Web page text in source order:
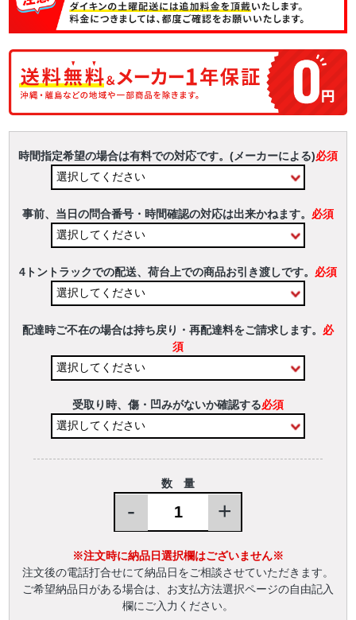
時間指定希望の場合は有料での対応です。(メーカーによる)必須
事前、当日の問合番号・時間確認の対応は出来かねます。 必須
4トントラックでの配送、荷台上での商品お引き渡しです。 必須
配達時ご不在の場合は持ち戻り・再配達料をご請求します。 必
須
受取り時、傷・凹みがないか確認する必須
数 量
- +
※注文時に納品日選択欄はございません※
注文後の電話打合せにて納品日をご相談させていただきます。
ご希望納品日がある場合は、お支払方法選択ページの自由記入
欄にご入力ください。